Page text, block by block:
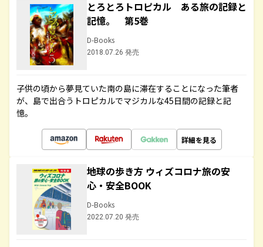
とろとろトロピカル ある旅の記録と
記憶。 第5巻
D-Books
2018.07.26 発売
子供の頃から夢見ていた南の島に滞在することになった筆者
が、島で出合うトロピカルでマジカルな45日間の記録と記
憶。
詳細を見る
地球の歩き方 ウィズコロナ旅の安
心・安全BOOK
D-Books
2022.07.20 発売